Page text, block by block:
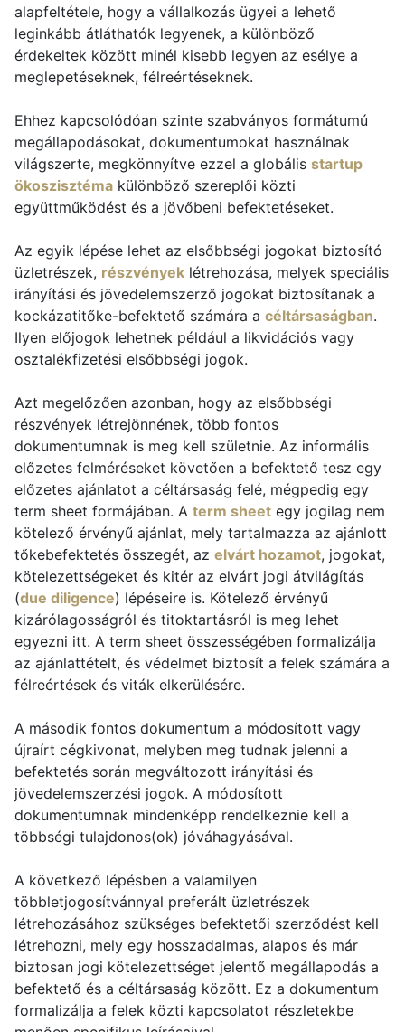
alapfeltétele, hogy a vállalkozás ügyei a lehető
leginkább átláthatók legyenek, a különböző
érdekeltek között minél kisebb legyen az esélye a
meglepetéseknek, félreértéseknek.
Ehhez kapcsolódóan szinte szabványos formátumú
megállapodásokat, dokumentumokat használnak
világszerte, megkönnyítve ezzel a globális startup
ökoszisztéma különböző szereplői közti
együttműködést és a jövőbeni befektetéseket.
Az egyik lépése lehet az elsőbbségi jogokat biztosító
üzletrészek, részvények létrehozása, melyek speciális
irányítási és jövedelemszerző jogokat biztosítanak a
kockázatitőke-befektető számára a céltársaságban.
Ilyen előjogok lehetnek például a likvidációs vagy
osztalékfizetési elsőbbségi jogok.
Azt megelőzően azonban, hogy az elsőbbségi
részvények létrejönnének, több fontos
dokumentumnak is meg kell születnie. Az informális
előzetes felméréseket követően a befektető tesz egy
előzetes ajánlatot a céltársaság felé, mégpedig egy
term sheet formájában. A term sheet egy jogilag nem
kötelező érvényű ajánlat, mely tartalmazza az ajánlott
tőkebefektetés összegét, az elvárt hozamot, jogokat,
kötelezettségeket és kitér az elvárt jogi átvilágítás
(due diligence) lépéseire is. Kötelező érvényű
kizárólagosságról és titoktartásról is meg lehet
egyezni itt. A term sheet összességében formalizálja
az ajánlattételt, és védelmet biztosít a felek számára a
félreértések és viták elkerülésére.
A második fontos dokumentum a módosított vagy
újraírt cégkivonat, melyben meg tudnak jelenni a
befektetés során megváltozott irányítási és
jövedelemszerzési jogok. A módosított
dokumentumnak mindenképp rendelkeznie kell a
többségi tulajdonos(ok) jóváhagyásával.
A következő lépésben a valamilyen
többletjogosítvánnyal preferált üzletrészek
létrehozásához szükséges befektetői szerződést kell
létrehozni, mely egy hosszadalmas, alapos és már
biztosan jogi kötelezettséget jelentő megállapodás a
befektető és a céltársaság között. Ez a dokumentum
formalizálja a felek közti kapcsolatot részletekbe